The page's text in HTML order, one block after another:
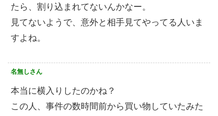
たら、割り込まれてないんかなー。
見てないようで、意外と相手見てやってる人いま
すよね。
名無しさん
本当に横入りしたのかね？
この人、事件の数時間前から買い物していたみた